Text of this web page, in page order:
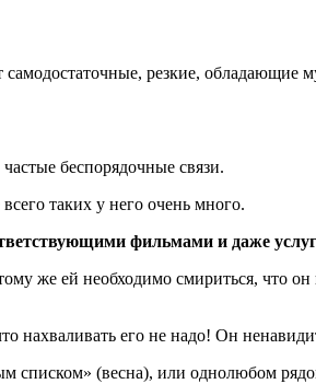
резкие, обладающие
беспорядочные связи.
таких у него очень много.
фильмами и даже
же ей необходимо смириться, что он
нахваливать его не надо! Он
списком» (весна), или однолюбом